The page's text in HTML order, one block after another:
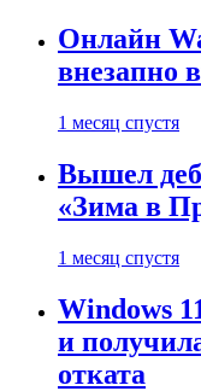
Онлайн
внезапно
1 месяц спустя
Вышел
«Зима в
1 месяц спустя
Windows
и
отката